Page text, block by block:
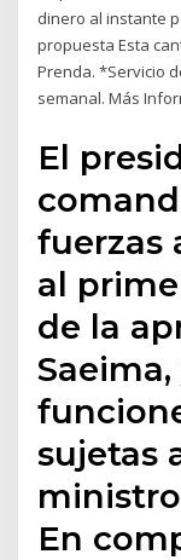
dinero al instante
propuesta Esta
Prenda. *Servicio
semanal. Más
El
fuerzas
al
de la
sujetas
En